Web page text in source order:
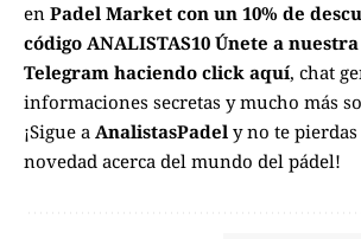
en Padel Market con un 10% de
código ANALISTAS10 Únete a
Telegram haciendo click aquí, chat
informaciones secretas y mucho más
¡Sigue a AnalistasPadel y no te
novedad acerca del mundo del pádel!